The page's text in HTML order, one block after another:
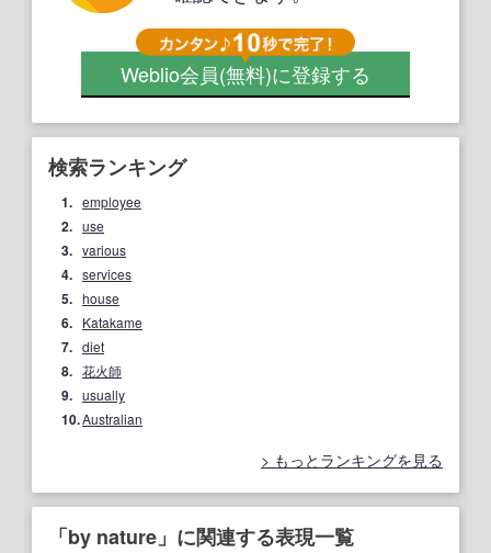
Weblio会員(無料)に登録する
検索ランキング
1. employee
2. use
3. various
4. services
5. house
6. Katakame
7. diet
8. 花火師
9. usually
10.Australian
もっとランキングを見る
「by nature」に関連する表現一覧